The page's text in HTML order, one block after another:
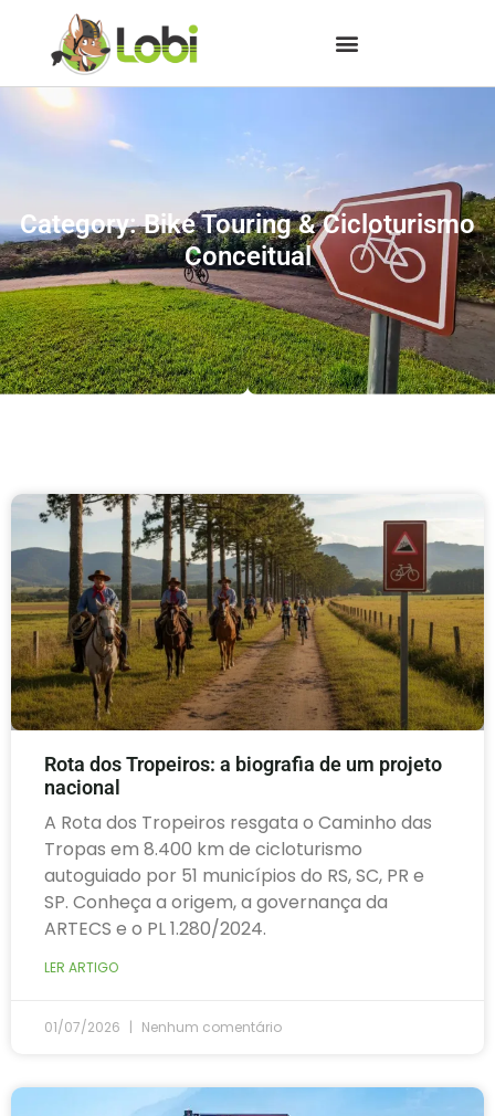
Category: Bike Touring & Cicloturismo
Conceitual
Rota dos Tropeiros: a biografia de um projeto
nacional
A Rota dos Tropeiros resgata o Caminho das
Tropas em 8.400 km de cicloturismo
autoguiado por 51 municípios do RS, SC, PR e
SP. Conheça a origem, a governança da
ARTECS e o PL 1.280/2024.
LER ARTIGO
01/07/2026 Nenhum comentário